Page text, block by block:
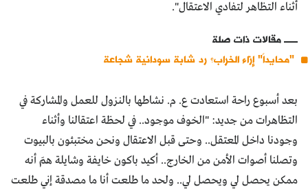
أثناء التظاهر لتفادي الاعتقال".
مقالات ذات صلة
"محايداً" إزاء الخراب؟ رد شابة سودانية شجاعة
بعد أسبوع راحة استعادت ع. م. نشاطها بالنزول للعمل والمشاركة في
التظاهرات من جديد: "الخوف موجود.. في لحظة اعتقالنا وأثناء
وجودنا داخل المعتقل.. وحتى قبل الاعتقال ونحن مختبئون بالبيوت
وتصلنا أصوات الأمن من الخارج.. أكيد باكون خايفة وشايلة همَ أنه
ممكن يحصل لي ويحصل لي.. ولحد ما طلعت أنا ما مصدقة إني طلعت